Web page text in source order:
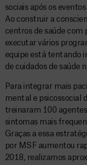
sociais após os
Ao construir a
centros de saúde com
executar vários
equipe está tentando
de cuidados de saúde
Para integrar mais
mental e psicossocial
treinaram 100
sintomas mais
Graças a essa
por MSF aumentou
2018, realizamos